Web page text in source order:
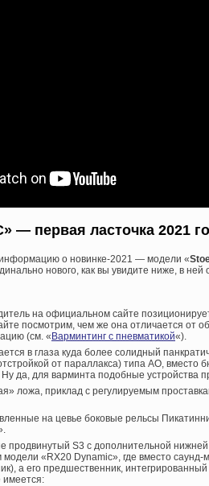
— первая ласточка 2021
информацию о новинке-2021 — модели «
нового, как вы увидите ниже, в ней
на официальном сайте
посмотрим, чем же она отличается от
(см. «Варминтинг с пневматикой«).
в глаза куда более солидный
от параллакса) типа АО, вместо
да, для варминта подобные устройства
ложа, приклад с регулируемым
на цевье боковые рельсы
продвинутый S3 с дополнительной
модели «RX20 Dynamic», где вместо
а его предшественник,
имеется: